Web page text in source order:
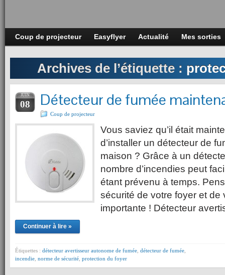
Coup de projecteur Easyflyer Actualité Mes sorties
Archives de l’étiquette :
JUIN
08 Détecteur de fumée
Coup de projecteur
Vous saviez qu’il était
d’installer un détecteur de
maison ? Grâce à un
nombre d’incendies peut
étant prévenu à temps.
sécurité de votre foyer et de
importante ! Détecteur
Continuer à lire »
Étiquettes : détecteur avertisseur autonome de fumée détecteur de fumée
incendie norme de sécurité protection du foyer